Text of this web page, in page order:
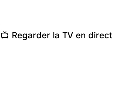
📺 Regarder la TV en direct